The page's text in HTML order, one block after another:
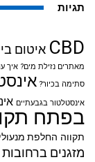
תגיות
CBD איטום
מאתרים נזילת מים? איך
סתימה בכיור?
אינסטלטור בגבעתיים
בפתח
תקווה החלפת
מזגנים ברחובות